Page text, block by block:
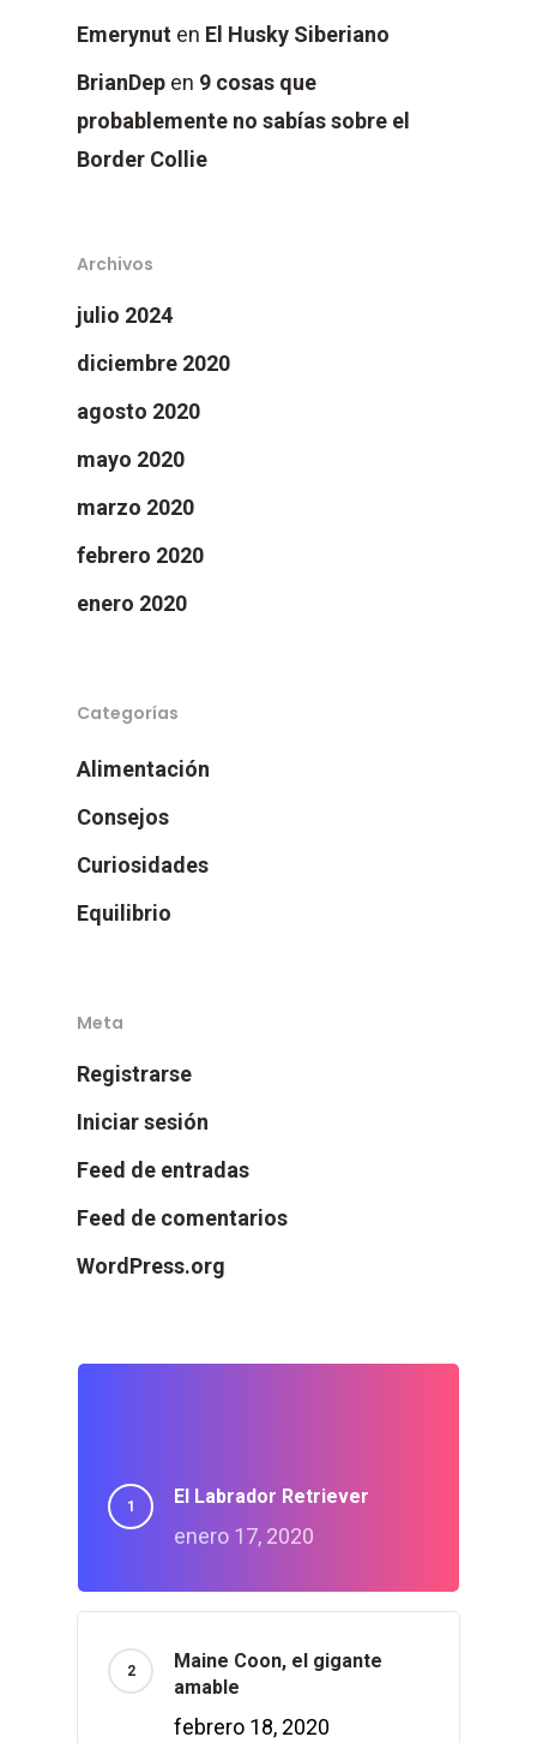
Emerynut en El Husky Siberiano
BrianDep en 9 cosas que
probablemente no sabías sobre el
Border Collie
Archivos
julio 2024
diciembre 2020
agosto 2020
mayo 2020
marzo 2020
febrero 2020
enero 2020
Categorías
Alimentación
Consejos
Curiosidades
Equilibrio
Meta
Registrarse
Iniciar sesión
Feed de entradas
Feed de comentarios
WordPress.org
El Labrador Retriever
enero 17, 2020
Maine Coon, el gigante
amable
febrero 18, 2020
info@sadenir.com.uy